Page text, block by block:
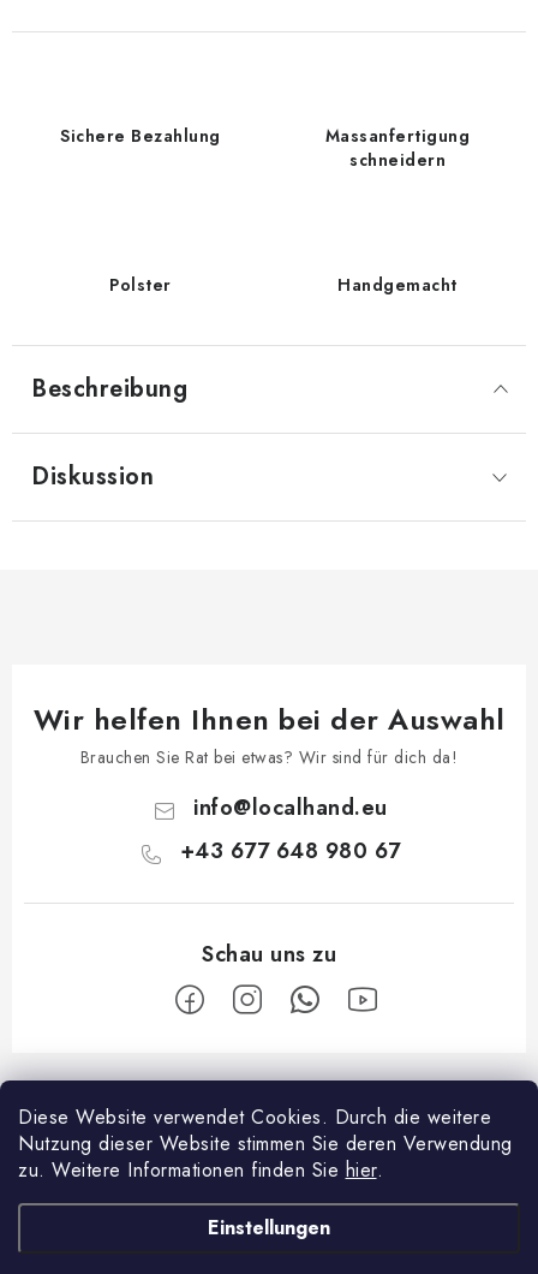
Diese Website verwendet Cookies. Durch die weitere
Nutzung dieser Website stimmen Sie deren Verwendung
zu. Weitere Informationen finden Sie hier.
Einstellungen
Sichere Bezahlung
Massanfertigung
schneidern
Polster Handgemacht
Beschreibung
Diskussion
Wir helfen Ihnen bei der Auswahl
Brauchen Sie Rat bei etwas? Wir sind für dich da!
info@localhand.eu
+43 677 648 980 67
F
u
Facebook
Über shopping
Zahlungsmöglichkeiten und Versand
Über die Firma